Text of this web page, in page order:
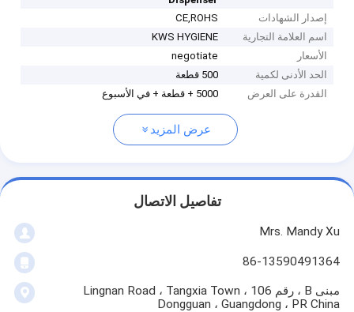
إصدار الشهادات
CE,ROHS
اسم العلامة التجارية
KWS HYGIENE
الأسعار
negotiate
الحد الأدنى لكمية
500 قطعة
القدرة على العرض
5000 + قطعة + في الأسبوع
عرض المزيد
تفاصيل الاتصال
Mrs. Mandy Xu
86-13590491364
مبنى B ، رقم 106 Lingnan Road ، Tangxia Town ،
Dongguan ، Guangdong ، PR China